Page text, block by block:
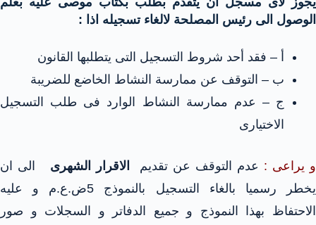
الوصول الى رئيس المصلحة لالغاء تسجيله اذا :
أ – فقد أحد شروط التسجيل التى يتطلبها القانون
ب – التوقف عن ممارسة النشاط الخاضع للضريبة
ج – عدم ممارسة النشاط الوارد فى طلب التسجيل
الاختيارى
و يراعى : عدم التوقف عن تقديم الاقرار الشهرى
الى ان
يخطر رسميا بالغاء التسجيل بالنموذج 5ض.ع.م و عليه
الاحتفاظ بهذا النموذج و جميع الدفاتر و السجلات و صور